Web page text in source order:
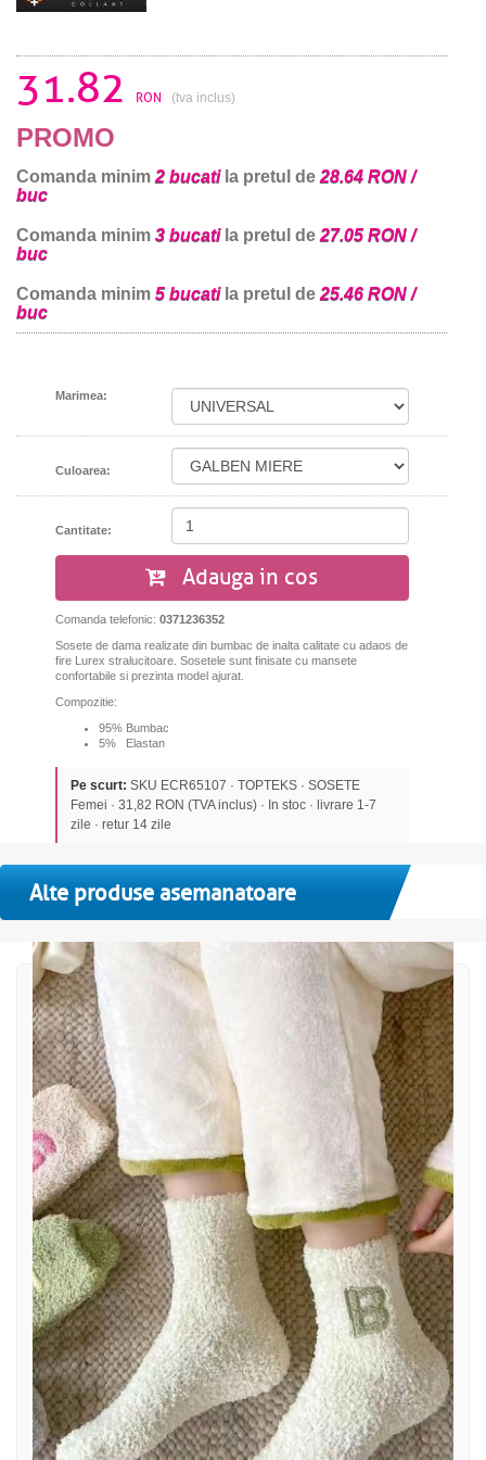
31.82 RON (tva inclus)
PROMO
Comanda minim 2 bucatila pretul de 28.64 RON /
buc
Comanda minim 3 bucatila pretul de 27.05 RON /
buc
Comanda minim 5 bucatila pretul de 25.46 RON /
buc
Marimea:
Culoarea:
Cantitate:
Adauga in cos
Comanda telefonic: 0371236352
Sosete de dama realizate din bumbac de inalta calitate cu adaos de
fire Lurex stralucitoare. Sosetele sunt finisate cu mansete
confortabile si prezinta model ajurat.
Compozitie:
95% Bumbac
5% Elastan
Pe scurt: SKU ECR65107 · TOPTEKS · SOSETE
Femei · 31,82 RON (TVA inclus) · In stoc · livrare 1-7
zile · retur 14 zile
Alte produse asemanatoare